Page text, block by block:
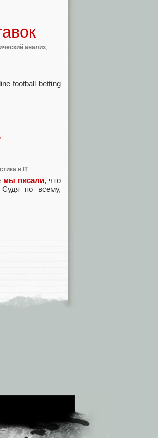
анализ
football betting
в IT
мы писали, что
Судя по всему,